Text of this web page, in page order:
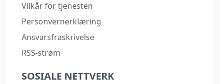
Vilkår for tjenesten
Personvernerklæring
Ansvarsfraskrivelse
RSS-strøm
SOSIALE NETTVERK